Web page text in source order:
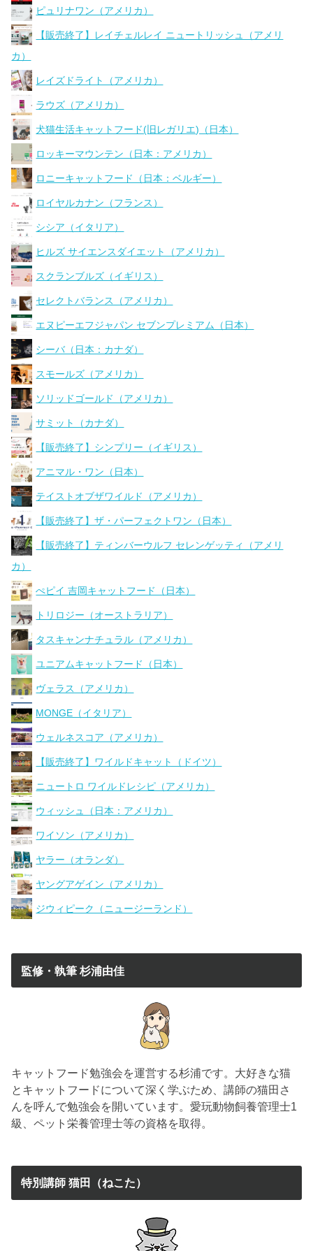
ピュリナワン（アメリカ）
【販売終了】レイチェルレイ ニュートリッシュ（アメリ
カ）
レイズドライト（アメリカ）
ラウズ（アメリカ）
犬猫生活キャットフード(旧レガリエ)（日本）
ロッキーマウンテン（日本：アメリカ）
ロニーキャットフード（日本：ベルギー）
ロイヤルカナン（フランス）
シシア（イタリア）
ヒルズ サイエンスダイエット（アメリカ）
スクランブルズ（イギリス）
セレクトバランス（アメリカ）
エヌピーエフジャパン セブンプレミアム（日本）
シーバ（日本：カナダ）
スモールズ（アメリカ）
ソリッドゴールド（アメリカ）
サミット（カナダ）
【販売終了】シンプリー（イギリス）
アニマル・ワン（日本）
テイストオブザワイルド（アメリカ）
【販売終了】ザ・パーフェクトワン（日本）
【販売終了】ティンバーウルフ セレンゲッティ（アメリ
カ）
ぺピイ 吉岡キャットフード（日本）
トリロジー（オーストラリア）
タスキャンナチュラル（アメリカ）
ユニアムキャットフード（日本）
ヴェラス（アメリカ）
MONGE（イタリア）
ウェルネスコア（アメリカ）
【販売終了】ワイルドキャット（ドイツ）
ニュートロ ワイルドレシピ（アメリカ）
ウィッシュ（日本：アメリカ）
ワイソン（アメリカ）
ヤラー（オランダ）
ヤングアゲイン（アメリカ）
ジウィピーク（ニュージーランド）
監修・執筆 杉浦由佳
キャットフード勉強会を運営する杉浦です。大好きな猫
とキャットフードについて深く学ぶため、講師の猫田さ
んを呼んで勉強会を開いています。愛玩動物飼養管理士1
級、ペット栄養管理士等の資格を取得。
特別講師 猫田（ねこた）